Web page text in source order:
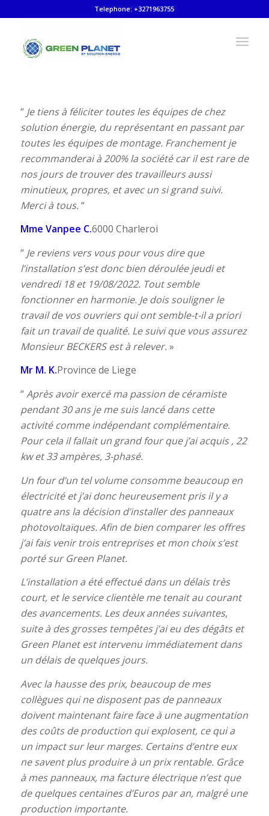
Telephone: +3271963755
“ Je tiens à féliciter toutes les équipes de chez
solution énergie, du représentant en passant par
toutes les équipes de montage. Franchement je
recommanderai à 200% la société car il est rare de
nos jours de trouver des travailleurs aussi
minutieux, propres, et avec un si grand suivi.
Merci à tous. “
Mme Vanpee C.6000 Charleroi
“ Je reviens vers vous pour vous dire que
l’installation s’est donc bien déroulée jeudi et
vendredi 18 et 19/08/2022. Tout semble
fonctionner en harmonie. Je dois souligner le
travail de vos ouvriers qui ont semble-t-il a priori
fait un travail de qualité. Le suivi que vous assurez
Monsieur BECKERS est à relever. »
Mr M. K.Province de Liege
“Après avoir exercé ma passion de céramiste
pendant 30 ans je me suis lancé dans cette
activité comme indépendant complémentaire.
Pour cela il fallait un grand four que j’ai acquis , 22
kw et 33 ampères, 3-phasé.
Un four d’un tel volume consomme beaucoup en
électricité et j’ai donc heureusement pris il y a
quatre ans la décision d’installer des panneaux
photovoltaïques. Afin de bien comparer les offres
j’ai fais venir trois entreprises et mon choix s’est
porté sur Green Planet.
L’installation a été effectué dans un délais très
court, et le service clientèle me tenait au courant
des avancements. Les deux années suivantes,
suite à des grosses tempêtes j’ai eu des dégâts et
Green Planet est intervenu immédiatement dans
un délais de quelques jours.
Avec la hausse des prix, beaucoup de mes
collègues qui ne disposent pas de panneaux
doivent maintenant faire face à une augmentation
des coûts de production qui explosent, ce qui a
un impact sur leur marges. Certains d’entre eux
ne savent plus produire à un prix rentable. Grâce
à mes panneaux, ma facture électrique n’est que
de quelques centaines d’Euros par an, malgré une
production importante.